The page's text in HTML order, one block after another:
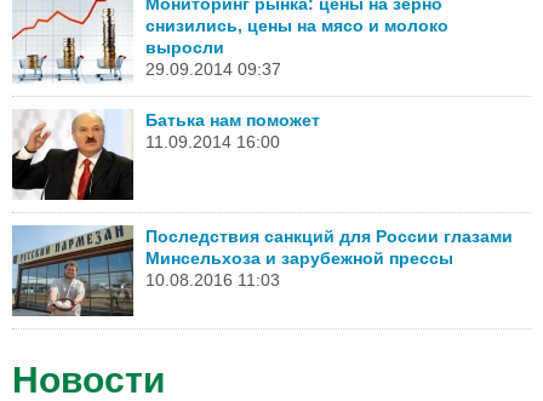
снизились, цены на мясо и молоко
выросли
29.09.2014 09:37
Батька нам поможет
11.09.2014 16:00
Последствия санкций для России глазами
Минсельхоза и зарубежной прессы
10.08.2016 11:03
Новости